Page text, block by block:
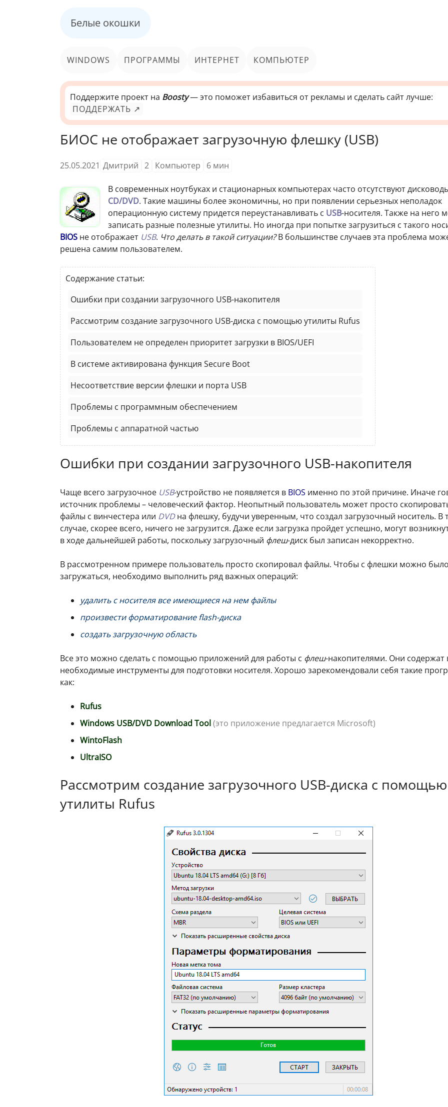
Белые окошки
WINDOWS ПРОГРАММЫ ИНТЕРНЕТ КОМПЬЮТЕР
Поддержите проект на Boosty— это поможет избавиться от рекламы и сделать сайт лучше:
ПОДДЕРЖАТЬ ↗
БИОС не отображает загрузочную флешку (USB)
25.05.2021 Дмитрий 2 Компьютер 6 мин
В современных ноутбуках и стационарных компьютерах часто отсутствуют
CD/DVD. Такие машины более экономичны, но при появлении серьезных неполадок
операционную систему придется переустанавливать с USB-носителя. Также на него
записать разные полезные утилиты. Но иногда при попытке загрузиться с такого
BIOS не отображает USB. Что делать в такой ситуации?В большинстве случаев эта проблема
решена самим пользователем.
Содержание статьи:
Ошибки при создании загрузочного USB-накопителя
Рассмотрим создание загрузочного USB-диска с помощью утилиты Rufus
Пользователем не определен приоритет загрузки в BIOS/UEFI
В системе активирована функция Secure Boot
Несоответствие версии флешки и порта USB
Проблемы с программным обеспечением
Проблемы с аппаратной частью
Ошибки при создании загрузочного USB-накопителя
Чаще всего загрузочное USB-устройство не появляется в BIOS именно по этой причине. Иначе
источник проблемы – человеческий фактор. Неопытный пользователь может просто
файлы с винчестера или DVDна флешку, будучи уверенным, что создал загрузочный носитель. В
случае, скорее всего, ничего не загрузится. Даже если загрузка пройдет успешно, могут
в ходе дальнейшей работы, поскольку загрузочный флеш-диск был записан некорректно.
В рассмотренном примере пользователь просто скопировал файлы. Чтобы с флешки можно было
загружаться, необходимо выполнить ряд важных операций:
удалить с носителя все имеющиеся на нем файлы
произвести форматирование flash-диска
создать загрузочную область
Все это можно сделать с помощью приложений для работы с флеш-накопителями. Они содержат
необходимые инструменты для подготовки носителя. Хорошо зарекомендовали себя такие
как:
Rufus
Windows USB/DVD Download Tool(это приложение предлагается Microsoft)
WintoFlash
UltraISO
Рассмотрим создание загрузочного USB-диска с помощью
утилиты Rufus